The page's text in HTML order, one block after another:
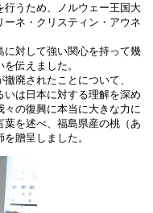
行うため、ノルウェー王国大
ネ・クリスティン・アウネ
対して強い関心を持って幾
伝えました。
廃されたことについて、
いは日本に対する理解を深め
の復興に本当に大きな力に
を述べ、福島県産の桃（あ
贈呈しました。